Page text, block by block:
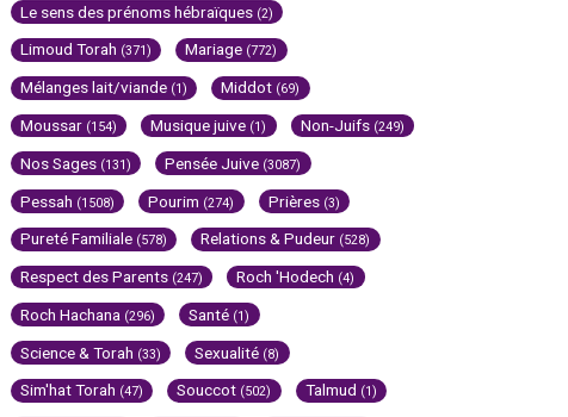
Le sens des prénoms hébraïques (2)
Limoud Torah (371) Mariage (772)
Mélanges lait/viande (1) Middot (69)
Moussar (154) Musique juive (1) Non-Juifs (249)
Nos Sages (131) Pensée Juive (3087)
Pessah (1508) Pourim (274) Prières (3)
Pureté Familiale (578) Relations & Pudeur (528)
Respect des Parents (247) Roch 'Hodech (4)
Roch Hachana (296) Santé (1)
Science & Torah (33) Sexualité (8)
Sim'hat Torah (47) Souccot (502) Talmud (1)